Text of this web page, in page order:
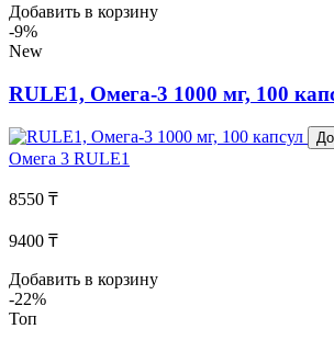
Добавить в корзину
-9%
New
RULE1, Омега-3 1000 мг, 100
Омега 3 RULE1
8550 ₸
9400 ₸
Добавить в корзину
-22%
Топ